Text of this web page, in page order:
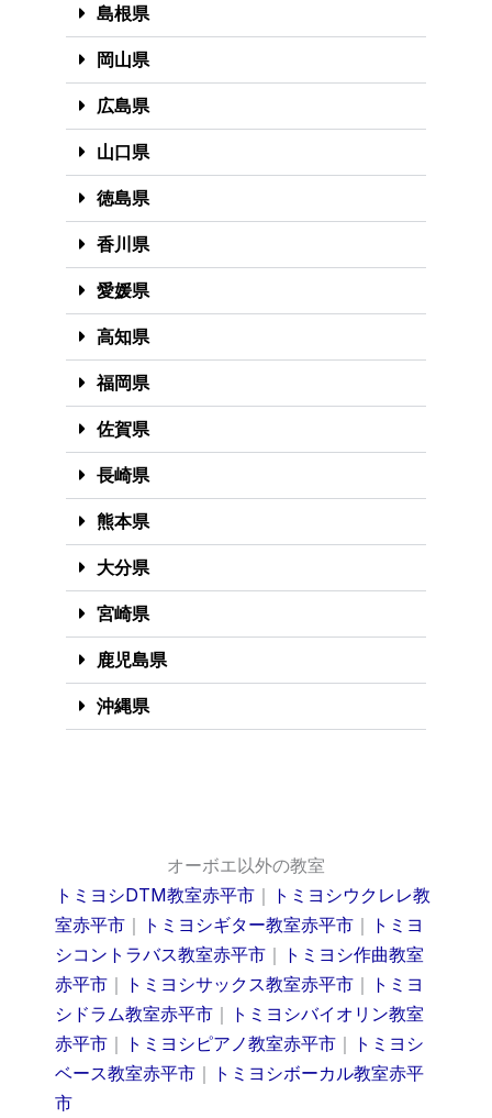
島根県
岡山県
広島県
山口県
徳島県
香川県
愛媛県
高知県
福岡県
佐賀県
長崎県
熊本県
大分県
宮崎県
鹿児島県
沖縄県
オーボエ以外の教室
トミヨシDTM教室赤平市 ｜ トミヨシウクレレ教
室赤平市 ｜ トミヨシギター教室赤平市 ｜ トミヨ
シコントラバス教室赤平市 ｜ トミヨシ作曲教室
赤平市 ｜ トミヨシサックス教室赤平市 ｜ トミヨ
シドラム教室赤平市 ｜ トミヨシバイオリン教室
赤平市 ｜ トミヨシピアノ教室赤平市 ｜ トミヨシ
ベース教室赤平市 ｜ トミヨシボーカル教室赤平
市